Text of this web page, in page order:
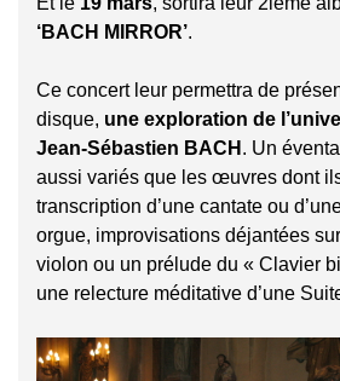
‘BACH MIRROR’.
Ce concert leur permettra de
disque, une exploration de
Jean-Sébastien BACH . Un
aussi variés que les œuvres dont
transcription d’une cantate ou
orgue, improvisations déjantées
violon ou un prélude du « Clavier
une relecture méditative d’une